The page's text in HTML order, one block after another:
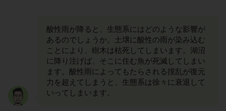
酸性雨が降ると、生態系にはどのような影響が
あるのでしょうか。土壌に酸性の雨が染み込む
ことにより、樹木は枯死してしまいます。湖沼
に降り注げば、そこに住む魚が死滅してしまい
ます。酸性雨によってもたらされる撹乱が復元
力を超えてしまうと、生態系は徐々に衰退して
いってしまいます。